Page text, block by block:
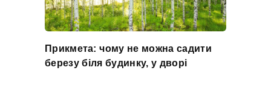
Прикмета: чому не можна садити
березу біля будинку, у дворі